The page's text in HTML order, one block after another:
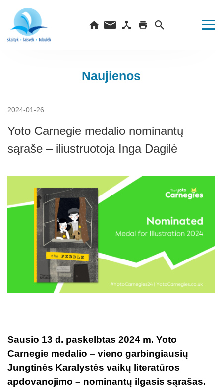
Naujienos
2024-01-26
Yoto Carnegie medalio nominantų
sąraše – iliustruotoja Inga Dagilė
Sausio 13 d. paskelbtas 2024 m. Yoto
Carnegie medalio – vieno garbingiausių
Jungtinės Karalystės vaikų literatūros
apdovanojimo – nominantų ilgasis sąrašas.